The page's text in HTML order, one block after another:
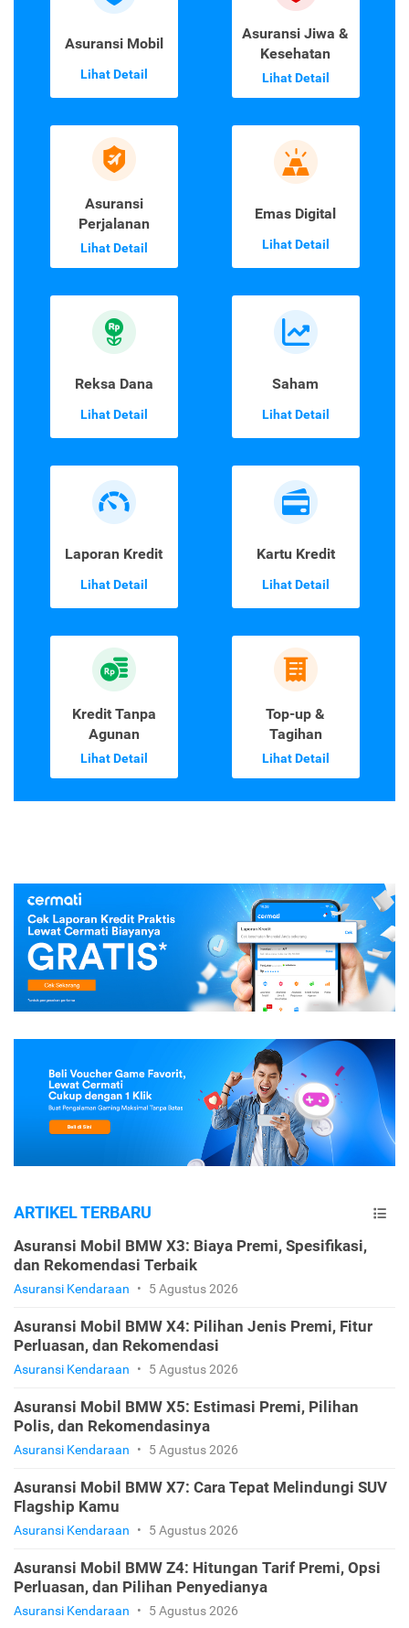
Asuransi Mobil
Lihat Detail
Asuransi Jiwa &
Kesehatan
Lihat Detail
Asuransi
Perjalanan
Lihat Detail
Emas Digital
Lihat Detail
Reksa Dana
Lihat Detail
Saham
Lihat Detail
Laporan Kredit
Lihat Detail
Kartu Kredit
Lihat Detail
Kredit Tanpa
Agunan
Lihat Detail
Top-up &
Tagihan
Lihat Detail
ARTIKEL TERBARU
Asuransi Mobil BMW X3: Biaya Premi, Spesifikasi,
dan Rekomendasi Terbaik
Asuransi Kendaraan • 5 Agustus 2026
Asuransi Mobil BMW X4: Pilihan Jenis Premi, Fitur
Perluasan, dan Rekomendasi
Asuransi Kendaraan • 5 Agustus 2026
Asuransi Mobil BMW X5: Estimasi Premi, Pilihan
Polis, dan Rekomendasinya
Asuransi Kendaraan • 5 Agustus 2026
Asuransi Mobil BMW X7: Cara Tepat Melindungi SUV
Flagship Kamu
Asuransi Kendaraan • 5 Agustus 2026
Asuransi Mobil BMW Z4: Hitungan Tarif Premi, Opsi
Perluasan, dan Pilihan Penyedianya
Asuransi Kendaraan • 5 Agustus 2026